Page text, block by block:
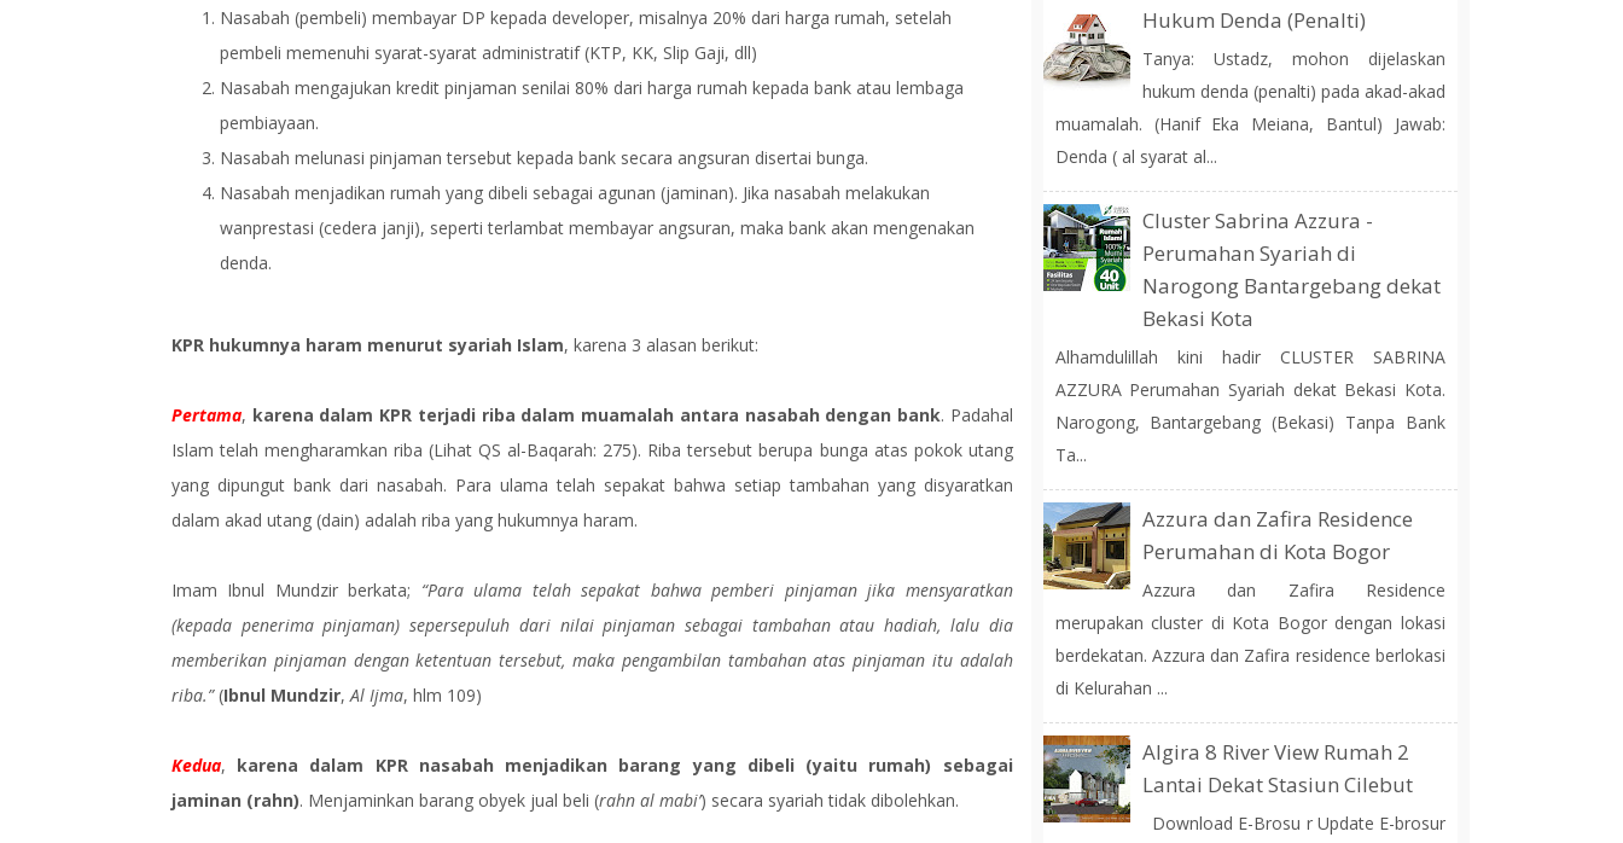
Nasabah (pembeli) membayar DP kepada developer, misalnya 20% dari harga rumah, setelah
pembeli memenuhi syarat-syarat administratif (KTP, KK, Slip Gaji, dll)
Nasabah mengajukan kredit pinjaman senilai 80% dari harga rumah kepada bank atau lembaga
pembiayaan.
Nasabah melunasi pinjaman tersebut kepada bank secara angsuran disertai bunga.
Nasabah menjadikan rumah yang dibeli sebagai agunan (jaminan). Jika nasabah melakukan
wanprestasi (cedera janji), seperti terlambat membayar angsuran, maka bank akan mengenakan
denda.
KPR hukumnya haram menurut syariah Islam, karena 3 alasan berikut:
Pertama, karena dalam KPR terjadi riba dalam muamalah antara nasabah dengan bank. Padahal
Islam telah mengharamkan riba (Lihat QS al-Baqarah: 275). Riba tersebut berupa bunga atas pokok utang
yang dipungut bank dari nasabah. Para ulama telah sepakat bahwa setiap tambahan yang disyaratkan
dalam akad utang (dain) adalah riba yang hukumnya haram.
Imam Ibnul Mundzir berkata; “Para ulama telah sepakat bahwa pemberi pinjaman jika mensyaratkan
(kepada penerima pinjaman) sepersepuluh dari nilai pinjaman sebagai tambahan atau hadiah, lalu dia
memberikan pinjaman dengan ketentuan tersebut, maka pengambilan tambahan atas pinjaman itu adalah
riba.”(Ibnul Mundzir,Al Ijma, hlm 109)
Kedua, karena dalam KPR nasabah menjadikan barang yang dibeli (yaitu rumah) sebagai
jaminan (rahn). Menjaminkan barang obyek jual beli (rahn al mabi’) secara syariah tidak dibolehkan.
Hukum Denda (Penalti)
Tanya: Ustadz, mohon dijelaskan
hukum denda (penalti) pada akad-akad
muamalah. (Hanif Eka Meiana, Bantul) Jawab:
Denda ( al syarat al...
Cluster Sabrina Azzura -
Perumahan Syariah di
Narogong Bantargebang dekat
Bekasi Kota
Alhamdulillah kini hadir CLUSTER SABRINA
AZZURA Perumahan Syariah dekat Bekasi Kota.
Narogong, Bantargebang (Bekasi) Tanpa Bank
Ta...
Azzura dan Zafira Residence
Perumahan di Kota Bogor
Azzura dan Zafira Residence
merupakan cluster di Kota Bogor dengan lokasi
berdekatan. Azzura dan Zafira residence berlokasi
di Kelurahan ...
Algira 8 River View Rumah 2
Lantai Dekat Stasiun Cilebut
Download E-Brosu r Update E-brosur